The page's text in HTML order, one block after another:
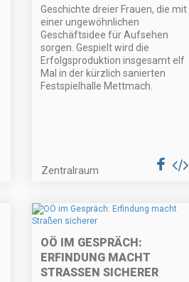
Geschichte dreier Frauen, die mit
einer ungewöhnlichen
Geschäftsidee für Aufsehen
sorgen. Gespielt wird die
Erfolgsproduktion insgesamt elf
Mal in der kürzlich sanierten
Festspielhalle Mettmach.
Zentralraum
OÖ IM GESPRÄCH:
ERFINDUNG MACHT
STRASSEN SICHERER